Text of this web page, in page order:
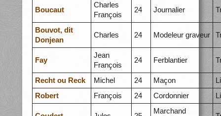
Boucaut
Charles
François
24 Journalier
Bouvot, dit
Donjean
Charles 24 Modeleur graveur
Fay
Jean
François
24 Ferblantier
Recht ou Reck Michel 24 Maçon
Robert
François 24 Cordonnier
Marchand